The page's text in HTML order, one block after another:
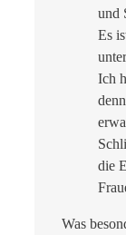
und
Es
Ich
die
Was